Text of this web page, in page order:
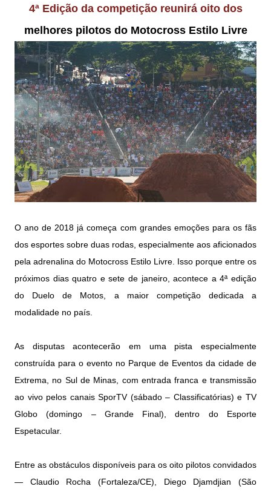
4ª Edição da competição reunirá oito dos
melhores pilotos do Motocross Estilo Livre
O ano de 2018 já começa com grandes emoções para os fãs
dos esportes sobre duas rodas, especialmente aos aficionados
pela adrenalina do Motocross Estilo Livre. Isso porque entre os
próximos dias quatro e sete de janeiro, acontece a 4ª edição
do Duelo de Motos, a maior competição dedicada a
modalidade no país.
As disputas acontecerão em uma pista especialmente
construída para o evento no Parque de Eventos da cidade de
Extrema, no Sul de Minas, com entrada franca e transmissão
ao vivo pelos canais SporTV (sábado – Classificatórias) e TV
Globo (domingo – Grande Final), dentro do Esporte
Espetacular.
Entre as obstáculos disponíveis para os oito pilotos convidados
— Claudio Rocha (Fortaleza/CE), Diego Djamdjian (São